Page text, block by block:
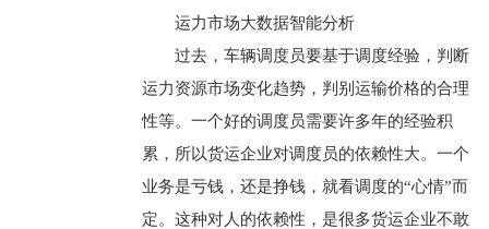
运力市场大数据智能分析
过去，车辆调度员要基于调度经验，判断
运力资源市场变化趋势，判别运输价格的合理
性等。一个好的调度员需要许多年的经验积
累，所以货运企业对调度员的依赖性大。一个
业务是亏钱，还是挣钱，就看调度的“心情”而
定。这种对人的依赖性，是很多货运企业不敢